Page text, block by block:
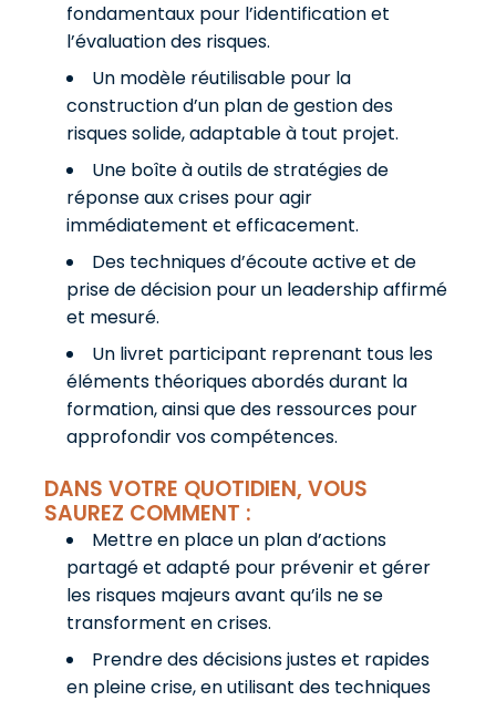
fondamentaux pour l’identification et
l’évaluation des risques.
Un modèle réutilisable pour la
construction d’un plan de gestion des
risques solide, adaptable à tout projet.
Une boîte à outils de stratégies de
réponse aux crises pour agir
immédiatement et efficacement.
Des techniques d’écoute active et de
prise de décision pour un leadership affirmé
et mesuré.
Un livret participant reprenant tous les
éléments théoriques abordés durant la
formation, ainsi que des ressources pour
approfondir vos compétences.
DANS VOTRE QUOTIDIEN, VOUS
SAUREZ COMMENT :
Mettre en place un plan d’actions
partagé et adapté pour prévenir et gérer
les risques majeurs avant qu’ils ne se
transforment en crises.
Prendre des décisions justes et rapides
en pleine crise, en utilisant des techniques